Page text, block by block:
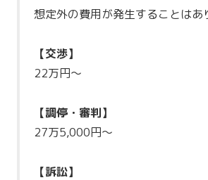
想定外の費用が発生することはあ
【交渉】
22万円～
【調停・審判】
27万5,000円～
【訴訟】